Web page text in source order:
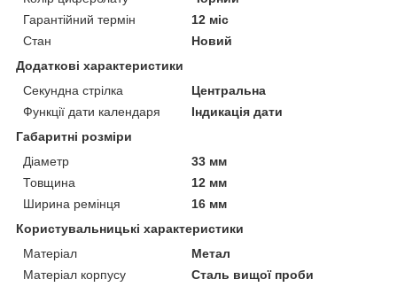
Гарантійний термін
12 міс
Стан
Новий
Додаткові характеристики
Секундна стрілка
Центральна
Функції дати календаря
Індикація дати
Габаритні розміри
Діаметр
33 мм
Товщина
12 мм
Ширина ремінця
16 мм
Користувальницькі характеристики
Матеріал
Метал
Матеріал корпусу
Сталь вищої проби